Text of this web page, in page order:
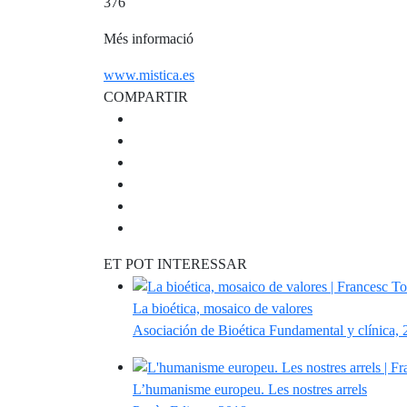
Més informació
www.mistica.es
COMPARTIR
ET POT INTERESSAR
La bioética, mosaico de valores
Asociación de Bioética Fundamental y clínica,
L’humanisme europeu. Les nostres arrels